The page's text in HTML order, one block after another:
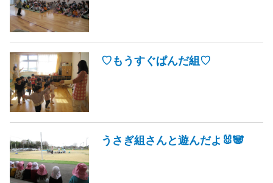
♡もうすぐぱんだ組♡
うさぎ組さんと遊んだよ🐰🐼